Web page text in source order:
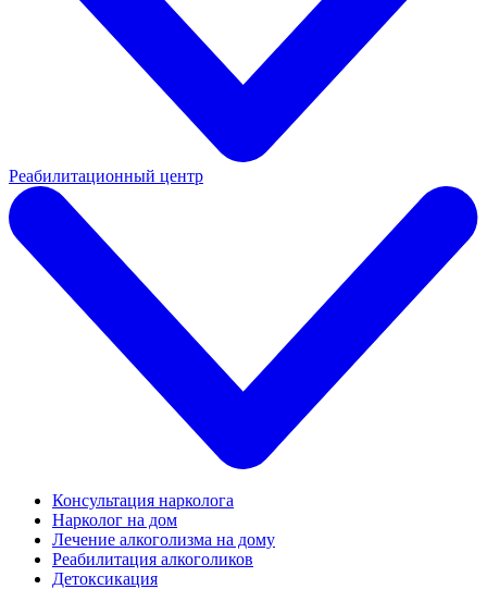
Реабилитационный центр
Консультация нарколога
Нарколог на дом
Лечение алкоголизма на дому
Реабилитация алкоголиков
Детоксикация